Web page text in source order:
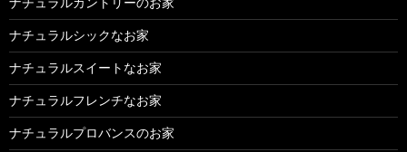
ナチュラルシックなお家
ナチュラルスイートなお家
ナチュラルフレンチなお家
ナチュラルプロバンスのお家